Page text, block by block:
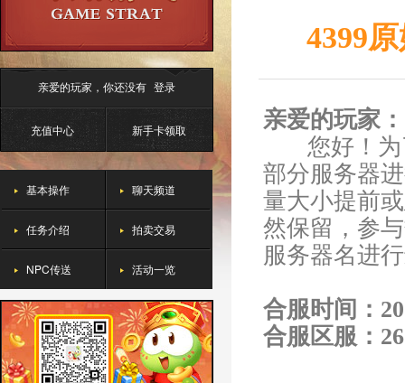
亲爱的玩家，你还没有 登录
充值中心 新手卡领取
基本操作 聊天频道
任务介绍 拍卖交易
NPC传送 活动一览
4399
亲爱的玩家：
您好！为
部分服务器
量大小提前
然保留，参
服务器名进
合服时间：
合服区服：